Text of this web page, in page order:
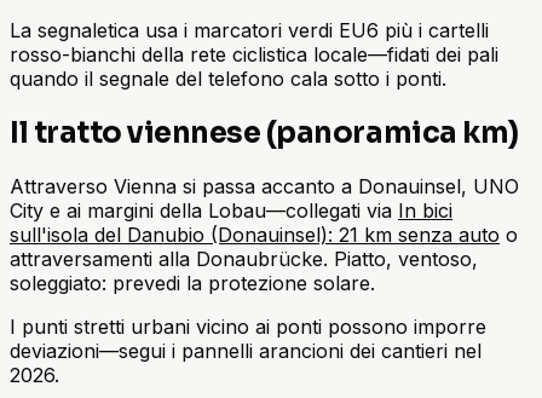
La segnaletica usa i marcatori verdi EU6 più i cartelli
rosso-bianchi della rete ciclistica locale—fidati dei pali
quando il segnale del telefono cala sotto i ponti.
Il tratto viennese (panoramica km)
Attraverso Vienna si passa accanto a Donauinsel, UNO
City e ai margini della Lobau—collegati via In bici
sull'isola del Danubio (Donauinsel): 21 km senza auto o
attraversamenti alla Donaubrücke. Piatto, ventoso,
soleggiato: prevedi la protezione solare.
I punti stretti urbani vicino ai ponti possono imporre
deviazioni—segui i pannelli arancioni dei cantieri nel
2026.